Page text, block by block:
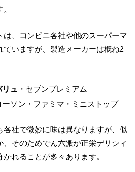
は、コンビニ各社や他のスーパーマ
ていますが、製造メーカーは概ね2
リュ ・セブンプレミアム
ーソン・ファミマ・ミニストップ
各社で微妙に味は異なりますが、似
、そのためでん六派か正栄デリシィ
れることが多々あります。